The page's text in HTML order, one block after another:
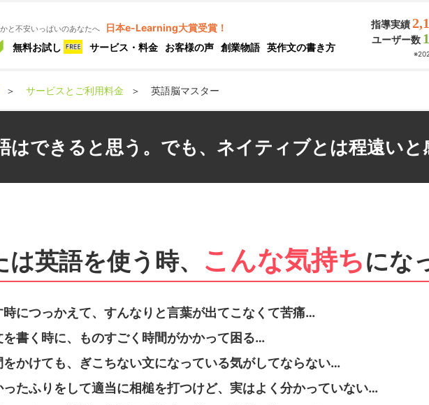
と不安いっぱいのあなたへ
日本e-Learning大賞受賞！
無料お試し サービス・料金 お客様の声 創業物語 英作文の書き方
指導実績
ユーザー数
＞ サービスとご利用料金 ＞ 英語脳マスター
はできると思う。でも、 ネイティブとは程遠いと
英語を使う時、 こんな気持ちにな
時につっかえて、すんなりと言葉が出てこなくて苦痛…
を書く時に、ものすごく時間がかかって困る…
をかけても、ぎこちない文になっている気がしてならない…
ったふりをして適当に相槌を打つけど、実はよく分かっていない…